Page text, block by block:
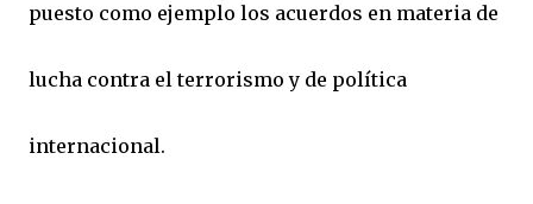
puesto como ejemplo los acuerdos en materia de
lucha contra el terrorismo y de política
internacional.